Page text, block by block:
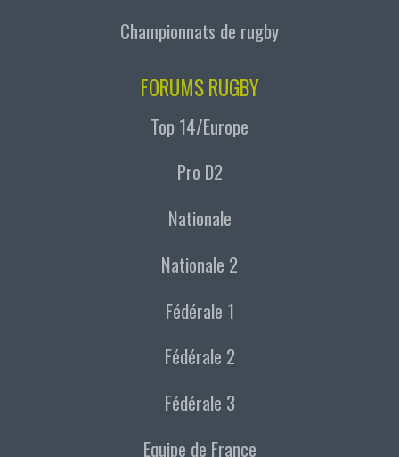
Championnats de rugby
FORUMS RUGBY
Top 14/Europe
Pro D2
Nationale
Nationale 2
Fédérale 1
Fédérale 2
Fédérale 3
Equipe de France